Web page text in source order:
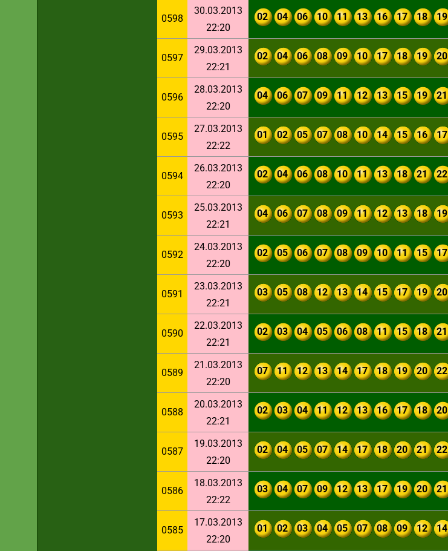
0598
30.03.2013
22:20
02 04 06 10 11 13 16 17 18 19
0597
29.03.2013
22:21
02 04 06 08 09 10 17 18 19 20
0596
28.03.2013
22:20
04 06 07 09 11 12 13 15 19 21
0595
27.03.2013
22:22
01 02 05 07 08 10 14 15 16 17
0594
26.03.2013
22:20
02 04 06 08 10 11 13 18 21 22
0593
25.03.2013
22:21
04 06 07 08 09 11 12 13 18 19
0592
24.03.2013
22:20
02 05 06 07 08 09 10 11 15 17
0591
23.03.2013
22:21
03 05 08 12 13 14 15 17 19 20
0590
22.03.2013
22:21
02 03 04 05 06 08 11 15 18 21
0589
21.03.2013
22:20
07 11 12 13 14 17 18 19 20 22
0588
20.03.2013
22:21
02 03 04 11 12 13 16 17 18 20
0587
19.03.2013
22:20
02 04 05 07 14 17 18 20 21 22
0586
18.03.2013
22:22
03 04 07 09 12 13 17 19 20 21
0585
17.03.2013
22:20
01 02 03 04 05 07 08 09 12 14